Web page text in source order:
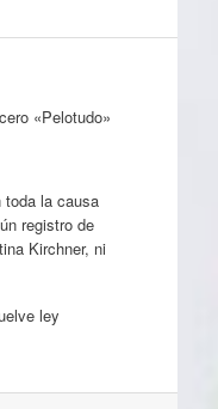
«Pelotudo»
toda la causa
registro de
Kirchner, ni
ley